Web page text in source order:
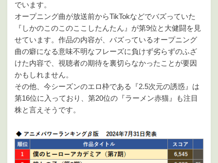
でいます。
オープニング曲が放送前からTikTokなどでバズっていた
『しかのこのこのここしたんたん』が第9位と大健闘を見
せています。作品の内容が、バズっているオープニング
曲の癖になる意味不明なフレーズに負けず劣らずのふざ
けた内容で、視聴者の期待を裏切らなかったことが要因
かもしれません。
その他、今シーズンのエロ枠である『2.5次元の誘惑』は
第16位に入っており、第20位の『ラーメン赤猫』も注目
株と言えそうです。